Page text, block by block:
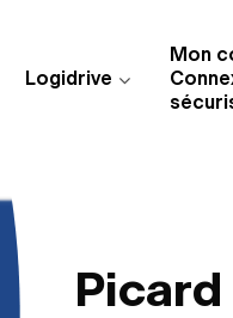
Logidrive
Mon
Picard